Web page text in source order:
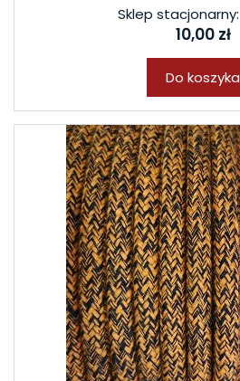
Sklep
10,00 zł
Do koszyka